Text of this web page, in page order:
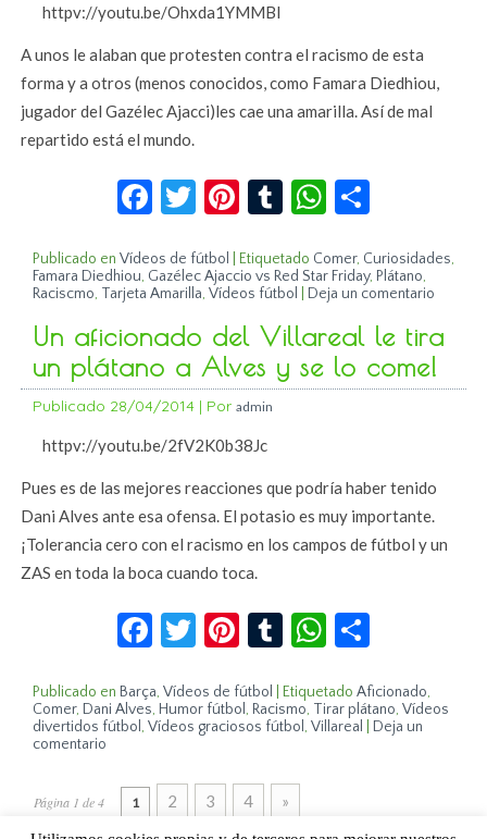
httpv://youtu.be/Ohxda1YMMBI
A unos le alaban que protesten contra el racismo de esta
forma y a otros (menos conocidos, como Famara Diedhiou,
jugador del Gazélec Ajacci)les cae una amarilla. Así de mal
repartido está el mundo.
Facebook
Twitter
Pinterest
TumblrWhatsApp
Publicado en Vídeos de fútbol Etiquetado Comer, Curiosidades,
Famara Diedhiou, Gazélec Ajaccio vs Red Star Friday, Plátano,
Raciscmo, Tarjeta Amarilla,Vídeos fútbol Deja un comentario
Un aficionado del Villareal le tira
un plátano a Alves y se lo come!
Publicado 28/04/2014 | Por admin
httpv://youtu.be/2fV2K0b38Jc
Pues es de las mejores reacciones que podría haber tenido
Dani Alves ante esa ofensa. El potasio es muy importante.
¡Tolerancia cero con el racismo en los campos de fútbol y un
ZAS en toda la boca cuando toca.
Facebook
Twitter
Pinterest
TumblrWhatsApp
Publicado en Barça,Vídeos de fútbol Etiquetado Aficionado,
Comer, Dani Alves, Humor fútbol , Racismo, Tirar plátano,Vídeos
divertidos fútbol ,Vídeos graciosos fútbol ,Villareal
Deja un
comentario
Página 1 de 4 1 2 3 4 »